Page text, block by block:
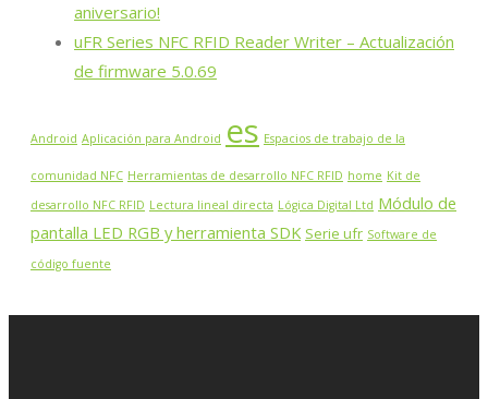
aniversario!
uFR Series NFC RFID Reader Writer – Actualización
de firmware 5.0.69
Android Aplicación para Android es Espacios de trabajo de la
comunidad NFC Herramientas de desarrollo NFC RFID home Kit de
desarrollo NFC RFID Lectura lineal directa Lógica Digital Ltd Módulo de
pantalla LED RGB y herramienta SDK Serie ufr Software de
código fuente